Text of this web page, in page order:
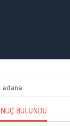
adana
BULUNDU